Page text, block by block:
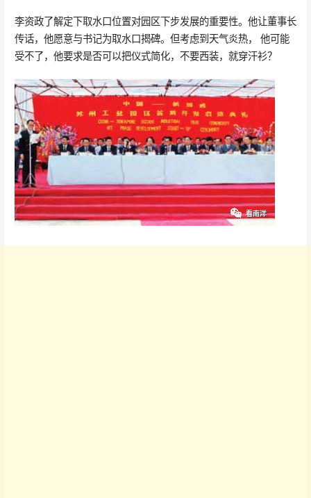
李资政了解定下取水口位置对园区下步发展的重要性。他让董事长
传话，他愿意与书记为取水口揭碑。但考虑到天气炎热， 他可能
受不了，他要求是否可以把仪式简化，不要西装，就穿汗衫？